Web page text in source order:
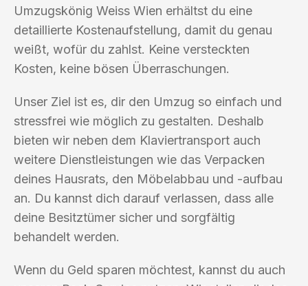
Umzugskönig Weiss Wien erhältst du eine
detaillierte Kostenaufstellung, damit du genau
weißt, wofür du zahlst. Keine versteckten
Kosten, keine bösen Überraschungen.
Unser Ziel ist es, dir den Umzug so einfach und
stressfrei wie möglich zu gestalten. Deshalb
bieten wir neben dem Klaviertransport auch
weitere Dienstleistungen wie das Verpacken
deines Hausrats, den Möbelabbau und -aufbau
an. Du kannst dich darauf verlassen, dass alle
deine Besitztümer sicher und sorgfältig
behandelt werden.
Wenn du Geld sparen möchtest, kannst du auch